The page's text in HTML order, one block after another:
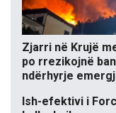
Zjarri në Krujë
po rrezikojnë
ndërhyrje
Ish-efektivi i